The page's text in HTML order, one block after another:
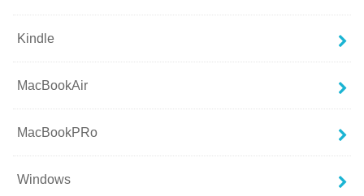
Kindle
MacBookAir
MacBookPRo
Windows